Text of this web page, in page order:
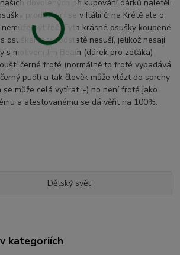
dovolených při kupování dárků naletěli
prodávající se v Itálii či na Krétě ale o
být řeč. Tyto krásné osušky koupené
osuškama v podstatě nesuší, jelikož nesají
s motivem Jim Beam (dárek pro zeťáka)
černé froté (normálně to froté vypadává
pudl) a tak člověk může vlézt do sprchy
se může celá vytírat :-) no není froté jako
a atestovanému se dá věřit na 100%.
Dětský svět
kategoriích